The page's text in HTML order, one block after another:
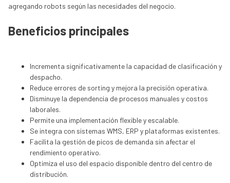
agregando robots según las necesidades del negocio.
Beneficios principales
Incrementa significativamente la capacidad de clasificación y
despacho.
Reduce errores de sorting y mejora la precisión operativa.
Disminuye la dependencia de procesos manuales y costos
laborales.
Permite una implementación flexible y escalable.
Se integra con sistemas WMS, ERP y plataformas existentes.
Facilita la gestión de picos de demanda sin afectar el
rendimiento operativo.
Optimiza el uso del espacio disponible dentro del centro de
distribución.